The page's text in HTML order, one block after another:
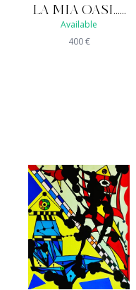
LA MIA OASI......
Available
400€